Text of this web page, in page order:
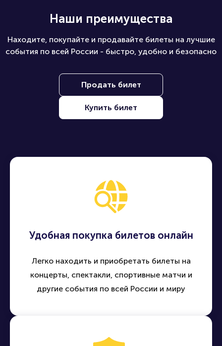
Наши преимущества
Находите, покупайте и продавайте билеты на лучшие
события по всей России - быстро, удобно и безопасно
Продать билет
Купить билет
Удобная покупка билетов онлайн
Легко находить и приобретать билеты на
концерты, спектакли, спортивные матчи и
другие события по всей России и миру